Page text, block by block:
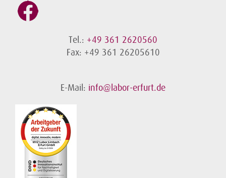
Tel.: +49 361 2620560
Fax: +49 361 26205610
E-Mail: info@labor-erfurt.de